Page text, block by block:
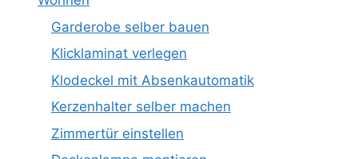
Garderobe selber bauen
Klicklaminat verlegen
Klodeckel mit Absenkautomatik
Kerzenhalter selber machen
Zimmertür einstellen